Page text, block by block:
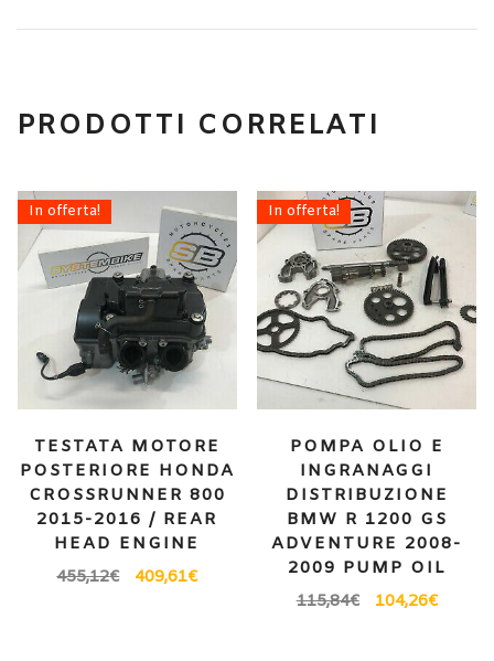
PRODOTTI CORRELATI
In offerta!
TESTATA MOTORE
POSTERIORE HONDA
CROSSRUNNER 800
2015-2016 / REAR
HEAD ENGINE
455,12€ 409,61€
In offerta!
POMPA OLIO E
INGRANAGGI
DISTRIBUZIONE
BMW R 1200 GS
ADVENTURE 2008-
2009 PUMP OIL
115,84€ 104,26€